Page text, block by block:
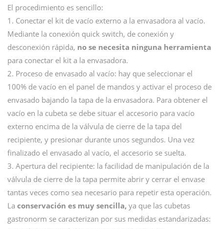
El procedimiento es sencillo:
1. Conectar el kit de vacío externo a la envasadora al vacío.
Mediante la conexión quick switch, de conexión y
desconexión rápida, no se necesita ninguna herramienta
para conectar el kit a la envasadora.
2. Proceso de envasado al vacío: hay que seleccionar el
100% de vacío en el panel de mandos y activar el proceso de
envasado bajando la tapa de la envasadora. Para obtener el
vacío en la cubeta se debe situar el accesorio para vacío
externo encima de la válvula de cierre de la tapa del
recipiente, y presionar durante unos segundos. Una vez
finalizado el envasado al vacío, el accesorio se suelta.
3. Apertura del recipiente: la facilidad de manipulación de la
válvula de cierre de la tapa permite abrir y cerrar el envase
tantas veces como sea necesario para repetir esta operación.
La conservación es muy sencilla, ya que las cubetas
gastronorm se caracterizan por sus medidas estandarizadas: